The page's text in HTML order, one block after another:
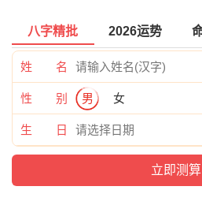
八字精批 2026运势
姓 名
性 别 男 女
生 日